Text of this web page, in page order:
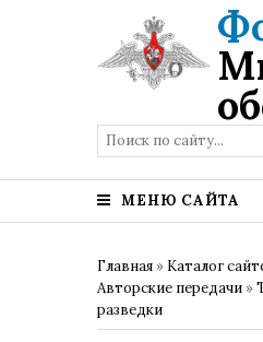
МЕНЮ САЙТА
Главная » Каталог
Авторские передачи »
разведки